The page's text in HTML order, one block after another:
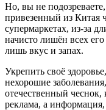
Но, вы не
привезенный из Китая
супермаркетах, из-за
начисто лишён всех
лишь вкус и запах.
Укрепить своё
нехорошие
отечественный
реклама, а